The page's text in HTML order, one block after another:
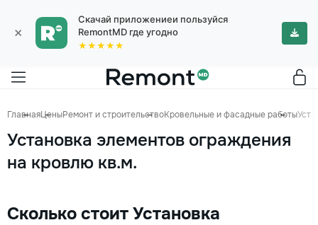
×
Скачай приложениеи пользуйся
RemontMD где угодно
★★★★★
ГлавнаяЦеныРемонт и строительствоКровельные и фасадные работы
Установка элементов ограждения
на кровлю кв.м.
Сколько стоит Установка